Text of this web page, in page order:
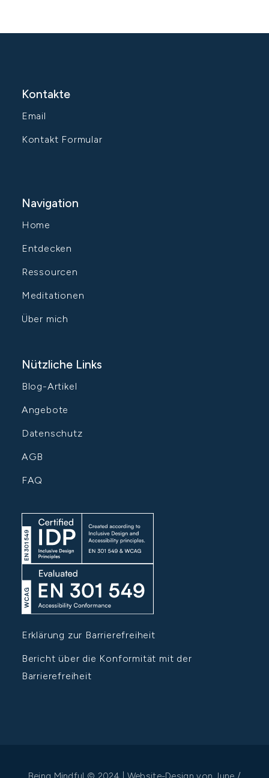
Kontakte
Email
Kontakt Formular
Navigation
Home
Entdecken
Ressourcen
Meditationen
Über mich
Nützliche Links
Blog-Artikel
Angebote
Datenschutz
AGB
FAQ
Erklärung zur Barrierefreiheit
Bericht über die Konformität mit der
Barrierefreiheit